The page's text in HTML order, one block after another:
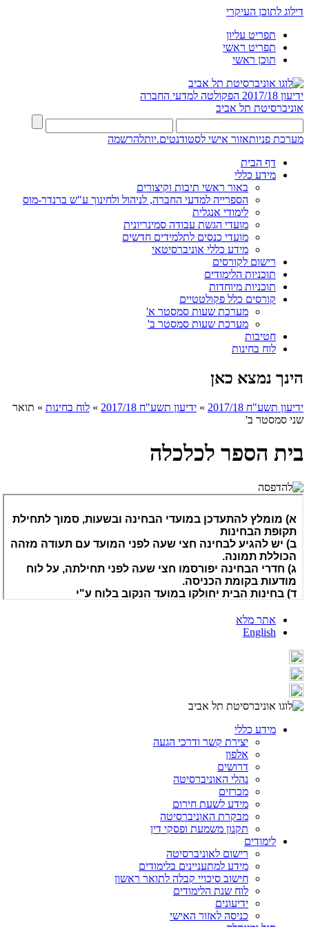
דילוג לתוכן העיקרי
תפריט עליון
תפריט ראשי
תוכן ראשי
ידיעון 2017/18
הפקולטה למדעי החברה
אוניברסיטת תל אביב
מערכת פניותאזור אישי לסטודנטים.יותלהרשמה
דף הבית
מידע כללי
באור ראשי תיבות וקיצורים
הספרייה למדעי החברה, לניהול ולחינוך ע"ש ברנדר-מוס
לימודי אנגלית
מועדי הגשת עבודה סמינריונית
מועדי כנסים לתלמידים חדשים
מידע כללי אוניברסיטאי
רישום לקורסים
תוכניות הלימודים
תוכניות מיוחדות
קורסים כלל פקולטטיים
מערכת שעות סמסטר א'
מערכת שעות סמסטר ב'
חטיבות
לוח בחינות
הינך נמצא כאן
ידיעון תשע"ח 2017/18 » ידיעון תשע"ח 2017/18 » לוח בחינות » תואר
שני סמסטר ב'
בית הספר לכלכלה
אתר מלא
English
מידע כללי
יצירת קשר ודרכי הגעה
אלפון
דרושים
נהלי האוניברסיטה
מכרזים
מידע לשעת חירום
מבקרת האוניברסיטה
תקנון משמעת ופסקי דין
לימודים
רישום לאוניברסיטה
מידע למתעניינים בלימודים
חישוב סיכויי קבלה לתואר ראשון
לוח שנת הלימודים
ידיעונים
כניסה לאזור האישי